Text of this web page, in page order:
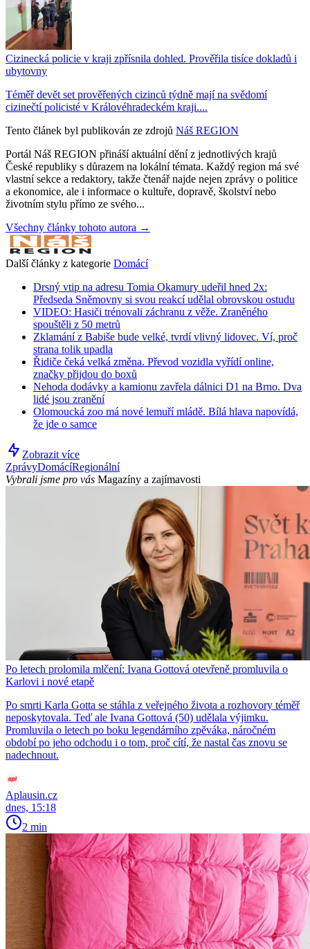
Cizinecká policie v kraji zpřísnila dohled. Prověřila tisíce dokladů i
ubytovny
Téměř devět set prověřených cizinců týdně mají na svědomí
cizinečtí policisté v Královéhradeckém kraji....
Tento článek byl publikován ze zdrojů Náš REGION
Portál Náš REGION přináší aktuální dění z jednotlivých krajů
České republiky s důrazem na lokální témata. Každý region má své
vlastní sekce a redaktory, takže čtenář najde nejen zprávy o politice
a ekonomice, ale i informace o kultuře, dopravě, školství nebo
životním stylu přímo ze svého...
Všechny články tohoto autora →
Další články z kategorie Domácí
Drsný vtip na adresu Tomia Okamury udeřil hned 2x:
Předseda Sněmovny si svou reakcí udělal obrovskou ostudu
VIDEO: Hasiči trénovali záchranu z věže. Zraněného
spouštěli z 50 metrů
Zklamání z Babiše bude velké, tvrdí vlivný lidovec. Ví, proč
strana tolik upadla
Řidiče čeká velká změna. Převod vozidla vyřídí online,
značky přijdou do boxů
Nehoda dodávky a kamionu zavřela dálnici D1 na Brno. Dva
lidé jsou zranění
Olomoucká zoo má nové lemuří mládě. Bílá hlava napovídá,
že jde o samce
Zobrazit více
ZprávyDomácíRegionální
Vybrali jsme pro vás Magazíny a zajímavosti
Po letech prolomila mlčení: Ivana Gottová otevřeně promluvila o
Karlovi i nové etapě
Po smrti Karla Gotta se stáhla z veřejného života a rozhovory téměř
neposkytovala. Teď ale Ivana Gottová (50) udělala výjimku.
Promluvila o letech po boku legendárního zpěváka, náročném
období po jeho odchodu i o tom, proč cítí, že nastal čas znovu se
nadechnout.
Aplausin.cz
dnes, 15:18
2 min